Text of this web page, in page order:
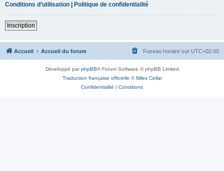
Conditions d’utilisation | Politique de confidentialité
Inscription
Accueil Accueil du forum Fuseau horaire sur UTC+02:00
Développé parphpBB® Forum Software © phpBB Limited
Traduction française officielle ©Miles Cellar
Confidentialité | Conditions